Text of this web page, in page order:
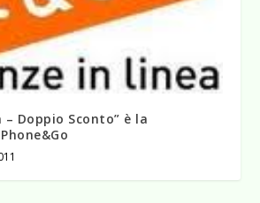
– Doppio Sconto” è la